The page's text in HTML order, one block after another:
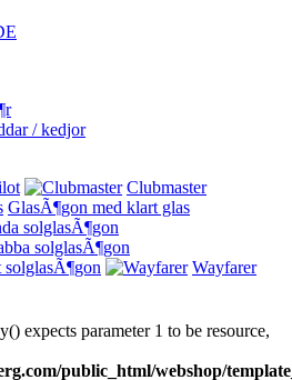
/ kedjor
Clubmaster
GlasÃ¶gon med klart glas
solglasÃ¶gon
solglasÃ¶gon
solglasÃ¶gon
Wayfarer
expects parameter 1 to be resource,
public_html/webshop/